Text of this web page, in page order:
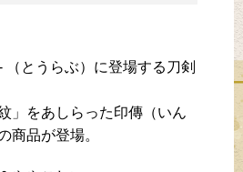
（とうらぶ）に登場する刀剣
」をあしらった印傳（いん
商品が登場。